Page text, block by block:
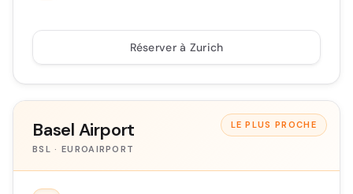
Réserver à Zurich
LE PLUS PROCHE
Basel Airport
BSL · EUROAIRPORT